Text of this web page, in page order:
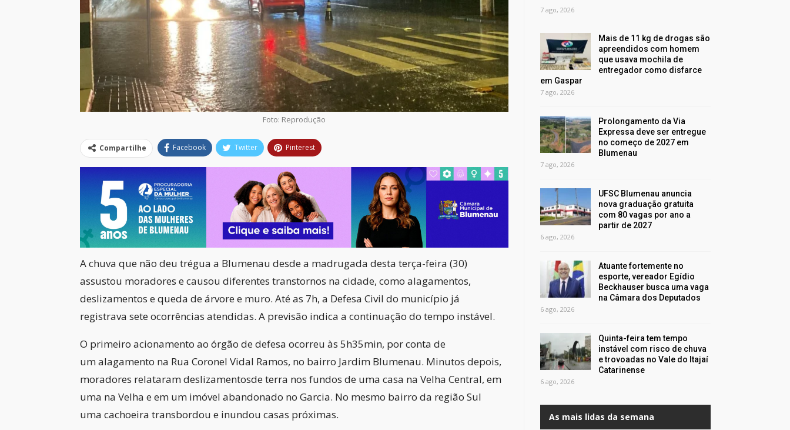
Foto: Reprodução
Compartilhe Facebook Twitter Pinterest
A chuva que não deu trégua a Blumenau desde a madrugada desta terça-feira (30)
assustou moradores e causou diferentes transtornos na cidade, como alagamentos,
deslizamentos e queda de árvore e muro. Até as 7h, a Defesa Civil do município já
registrava sete ocorrências atendidas. A previsão indica a continuação do tempo instável.
O primeiro acionamento ao órgão de defesa ocorreu às 5h35min, por conta de
um alagamento na Rua Coronel Vidal Ramos, no bairro Jardim Blumenau. Minutos depois,
moradores relataram deslizamentosde terra nos fundos de uma casa na Velha Central, em
uma na Velha e em um imóvel abandonado no Garcia. No mesmo bairro da região Sul
uma cachoeira transbordou e inundou casas próximas.
7 ago, 2026
Mais de 11 kg de drogas são
apreendidos com homem
que usava mochila de
entregador como disfarce
em Gaspar
7 ago, 2026
Prolongamento da Via
Expressa deve ser entregue
no começo de 2027 em
Blumenau
7 ago, 2026
UFSC Blumenau anuncia
nova graduação gratuita
com 80 vagas por ano a
partir de 2027
6 ago, 2026
Atuante fortemente no
esporte, vereador Egídio
Beckhauser busca uma vaga
na Câmara dos Deputados
6 ago, 2026
Quinta-feira tem tempo
instável com risco de chuva
e trovoadas no Vale do Itajaí
Catarinense
6 ago, 2026
As mais lidas da semana